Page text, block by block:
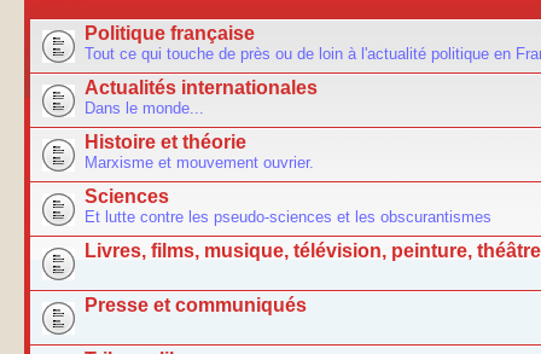
Politique française
Tout ce qui touche de près ou de loin à l'actualité politique en
Actualités internationales
Dans le monde...
Histoire et théorie
Marxisme et mouvement ouvrier.
Sciences
Et lutte contre les pseudo-sciences et les obscurantismes
Livres, films, musique, télévision, peinture,
Presse et communiqués